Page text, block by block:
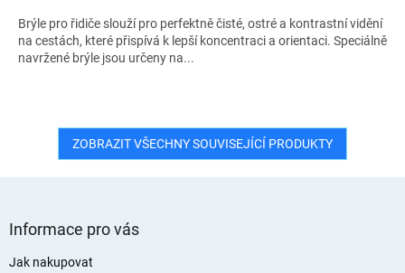
Brýle pro řidiče slouží pro perfektně čisté, ostré a kontrastní vidění
na cestách, které přispívá k lepší koncentraci a orientaci. Speciálně
navržené brýle jsou určeny na...
ZOBRAZIT VŠECHNY SOUVISEJÍCÍ PRODUKTY
Informace pro vás
Jak nakupovat